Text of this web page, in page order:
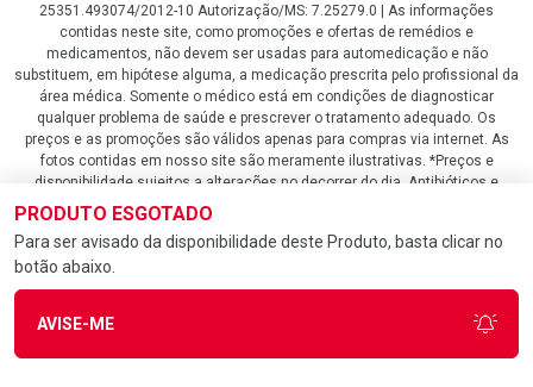
PRODUTO ESGOTADO
Para ser avisado da disponibilidade deste Produto, basta clicar no
botão abaixo.
AVISE-ME
25351.493074/2012-10 Autorização/MS: 7.25279.0 | As informações
contidas neste site, como promoções e ofertas de remédios e
medicamentos, não devem ser usadas para automedicação e não
substituem, em hipótese alguma, a medicação prescrita pelo profissional da
área médica. Somente o médico está em condições de diagnosticar
qualquer problema de saúde e prescrever o tratamento adequado. Os
preços e as promoções são válidos apenas para compras via internet. As
fotos contidas em nosso site são meramente ilustrativas. *Preços e
disponibilidade sujeitos a alterações no decorrer do dia. Antibióticos e
antimicrobianos vendas apenas em lojas físicas ou televendas. Portaria nº
344 - 01/02/1999 - Ministério da Saúde. Horário de funcionamento Central
de Vendas e Atendimento ao Cliente 4020 4404 ou 0800 282 10 10 de
LGPD Aceite os Cookies